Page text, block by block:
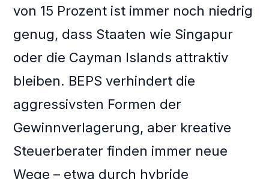
von 15 Prozent ist immer noch niedrig
genug, dass Staaten wie Singapur
oder die Cayman Islands attraktiv
bleiben. BEPS verhindert die
aggressivsten Formen der
Gewinnverlagerung, aber kreative
Steuerberater finden immer neue
Wege – etwa durch hybride